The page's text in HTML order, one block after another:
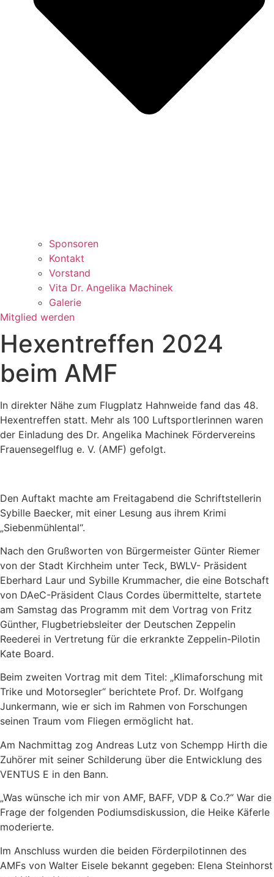
Sponsoren
Kontakt
Vorstand
Vita Dr. Angelika Machinek
Galerie
Mitglied werden
Hexentreffen 2024
beim AMF
In direkter Nähe zum Flugplatz Hahnweide fand das 48.
Hexentreffen statt. Mehr als 100 Luftsportlerinnen waren
der Einladung des Dr. Angelika Machinek Fördervereins
Frauensegelflug e. V. (AMF) gefolgt.
Den Auftakt machte am Freitagabend die Schriftstellerin
Sybille Baecker, mit einer Lesung aus ihrem Krimi
„Siebenmühlental“.
Nach den Grußworten von Bürgermeister Günter Riemer
von der Stadt Kirchheim unter Teck, BWLV- Präsident
Eberhard Laur und Sybille Krummacher, die eine Botschaft
von DAeC-Präsident Claus Cordes übermittelte, startete
am Samstag das Programm mit dem Vortrag von Fritz
Günther, Flugbetriebsleiter der Deutschen Zeppelin
Reederei in Vertretung für die erkrankte Zeppelin-Pilotin
Kate Board.
Beim zweiten Vortrag mit dem Titel: „Klimaforschung mit
Trike und Motorsegler“ berichtete Prof. Dr. Wolfgang
Junkermann, wie er sich im Rahmen von Forschungen
seinen Traum vom Fliegen ermöglicht hat.
Am Nachmittag zog Andreas Lutz von Schempp Hirth die
Zuhörer mit seiner Schilderung über die Entwicklung des
VENTUS E in den Bann.
„Was wünsche ich mir von AMF, BAFF, VDP & Co.?“ War die
Frage der folgenden Podiumsdiskussion, die Heike Käferle
moderierte.
Im Anschluss wurden die beiden Förderpilotinnen des
AMFs von Walter Eisele bekannt gegeben: Elena Steinhorst